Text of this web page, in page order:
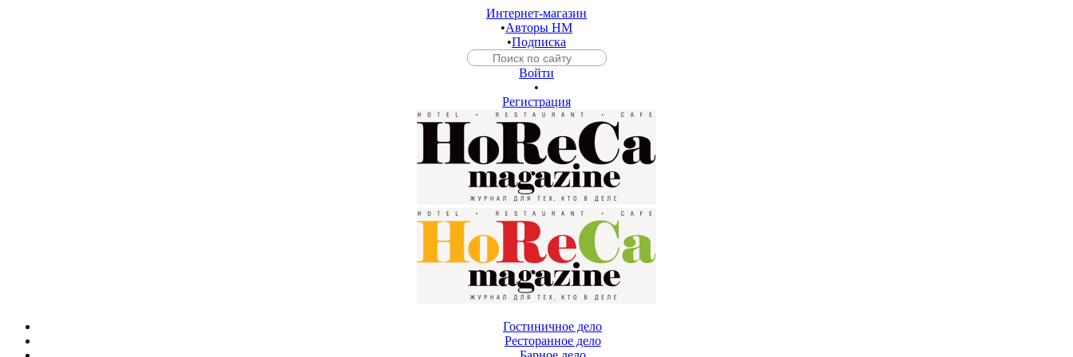
Интернет-магазин
•Авторы HM
•Подписка
Войти
•
Регистрация
Гостиничное дело
Ресторанное дело